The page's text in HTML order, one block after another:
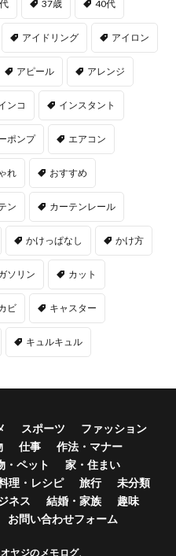
37歳 40代
アイドリング アイロン
アピール アレンジ
ンコ インスタント
ポンプ エアコン
れ おすすめ
ン カーテンレール
かけっぱなし かけ方
ソリン カット
ビ キャスター
キュルキュル
スポーツ
ファッション
仕事
作法・マナー
・ペット
家・住まい
理・レシピ 旅行
未分類
ネス 結婚・家族
趣味
お問い合わせフォーム
オヤジのメモログ.